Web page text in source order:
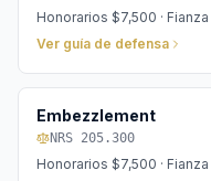
Honorarios $7,500 · Fianza
Ver guía de defensa
Embezzlement
NRS 205.300
Honorarios $7,500 · Fianza